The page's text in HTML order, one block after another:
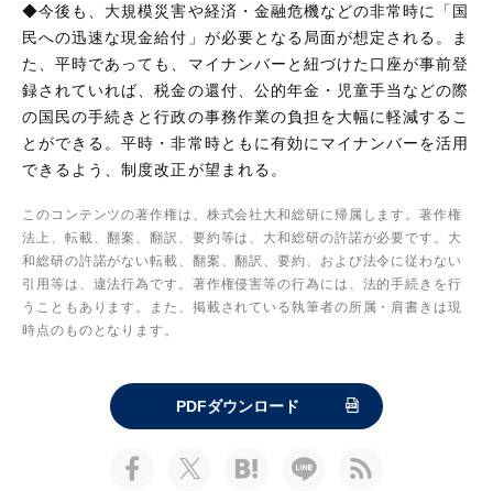
◆今後も、大規模災害や経済・金融危機などの非常時に「国
民への迅速な現金給付」が必要となる局面が想定される。ま
た、平時であっても、マイナンバーと紐づけた口座が事前登
録されていれば、税金の還付、公的年金・児童手当などの際
の国民の手続きと行政の事務作業の負担を大幅に軽減するこ
とができる。平時・非常時ともに有効にマイナンバーを活用
できるよう、制度改正が望まれる。
このコンテンツの著作権は、株式会社大和総研に帰属します。著作権
法上、転載、翻案、翻訳、要約等は、大和総研の許諾が必要です。大
和総研の許諾がない転載、翻案、翻訳、要約、および法令に従わない
引用等は、違法行為です。著作権侵害等の行為には、法的手続きを行
うこともあります。また、掲載されている執筆者の所属・肩書きは現
時点のものとなります。
PDFダウンロード